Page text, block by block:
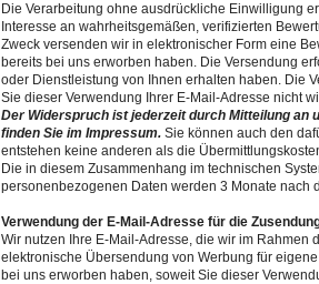
Die Verarbeitung ohne ausdrückliche Einwilligung
Interesse an wahrheitsgemäßen, verifizierten
Zweck versenden wir in elektronischer Form eine
bereits bei uns erworben haben. Die Versendung
oder Dienstleistung von Ihnen erhalten haben. Die
Sie dieser Verwendung Ihrer E-Mail-Adresse nicht
Der Widerspruch ist jederzeit durch Mitteilung an
finden Sie im Impressum.Sie können auch den
entstehen keine anderen als die
Die in diesem Zusammenhang im technischen
personenbezogenen Daten werden 3 Monate nach
Verwendung der E-Mail-Adresse für die
Wir nutzen Ihre E-Mail-Adresse, die wir im Rahmen
elektronische Übersendung von Werbung für
bei uns erworben haben, soweit Sie dieser